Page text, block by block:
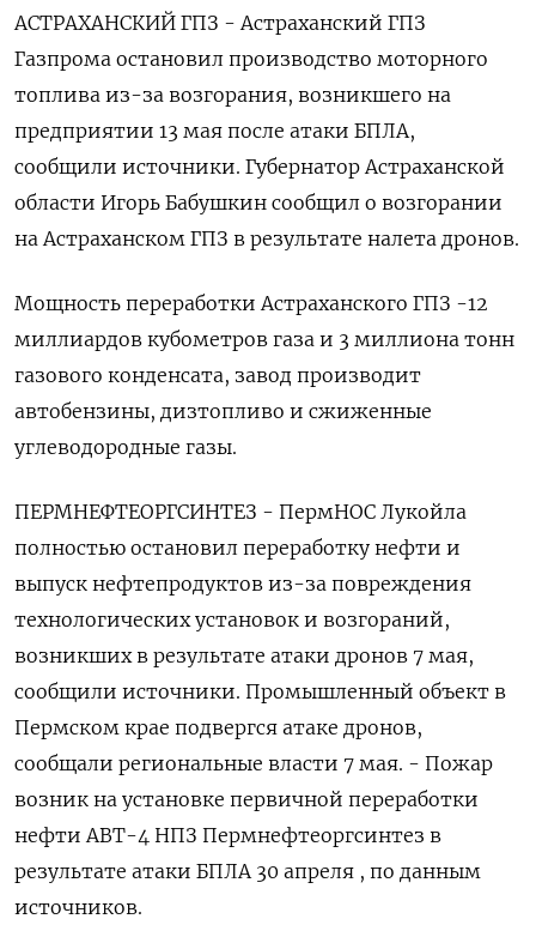
АСТРАХАНСКИЙ ГПЗ - Астраханский ГПЗ
Газпрома остановил производство моторного
топлива из-за возгорания, возникшего на
предприятии 13 мая после атаки БПЛА,
сообщили источники. Губернатор Астраханской
области Игорь Бабушкин сообщил о возгорании
на Астраханском ГПЗ в результате налета дронов.
Мощность переработки Астраханского ГПЗ -12
миллиардов кубометров газа и 3 миллиона тонн
газового конденсата, завод производит
автобензины, дизтопливо и сжиженные
углеводородные газы.
ПЕРМНЕФТЕОРГСИНТЕЗ - ПермНОС Лукойла
полностью остановил переработку нефти и
выпуск нефтепродуктов из-за повреждения
технологических установок и возгораний,
возникших в результате атаки дронов 7 мая,
сообщили источники. Промышленный объект в
Пермском крае подвергся атаке дронов,
сообщали региональные власти 7 мая. - Пожар
возник на установке первичной переработки
нефти АВТ-4 НПЗ Пермнефтеоргсинтез в
результате атаки БПЛА 30 апреля , по данным
источников.